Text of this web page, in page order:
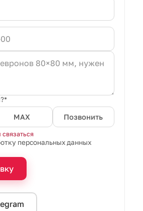
MAX Позвонить
персональных данных